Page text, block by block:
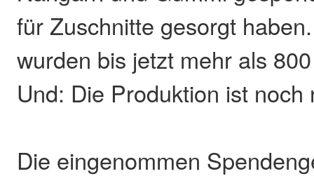
für Zuschnitte gesorgt
wurden bis jetzt mehr als
Und: Die Produktion ist noch
Die eingenommen